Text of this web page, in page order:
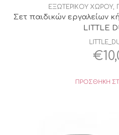
ΕΞΩΤΕΡΙΚΟΥ ΧΩΡΟΥ,
Σετ παιδικών εργαλείων
LITTLE
€
ΠΡΟΣΘΉΚΗ